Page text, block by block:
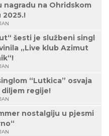
nagradu na Ohridskom
šesti je službeni singl
„Live klub Azimut
“Lutkica” osvaja
regije!
nostalgiju u pjesmi